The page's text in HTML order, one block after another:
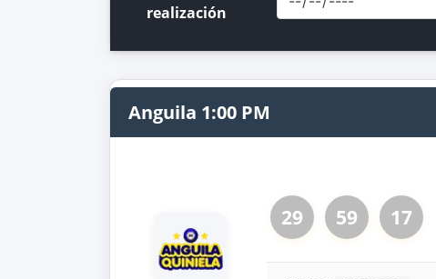
realización
Anguila 1:00 PM
29 59 17